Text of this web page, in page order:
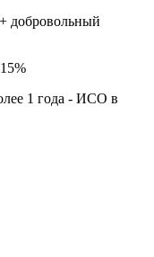
добровольный
15%
1 года - ИСО в